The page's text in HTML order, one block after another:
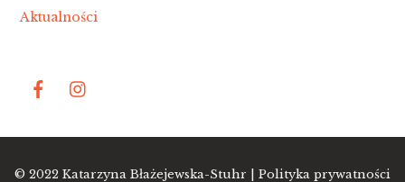
Aktualności
© 2022 Katarzyna Błażejewska-Stuhr | Polityka prywatności